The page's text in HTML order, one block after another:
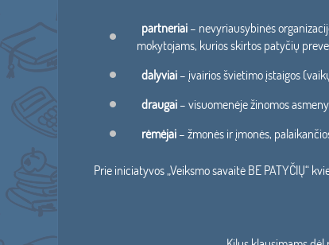
partneriai – nevyriausybinės
mokytojams, kurios skirtos patyčių
dalyviai – įvairios švietimo įstaigos
draugai – visuomenėje žinomos
rėmėjai – žmonės ir įmonės,
Prie iniciatyvos „Veiksmo savaitė BE PATYČIŲ“